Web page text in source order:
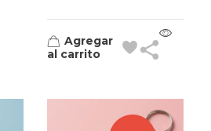
Agregar
al carrito